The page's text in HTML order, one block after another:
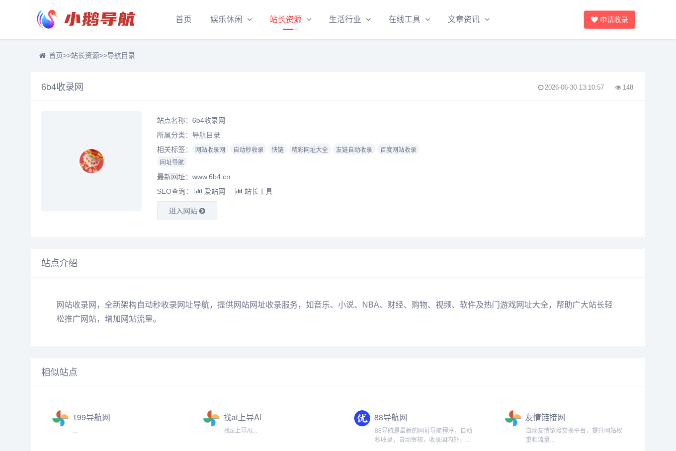
首页 娱乐休闲 站长资源 生活行业 在线工具 文章资讯 申请收录
首页>>站长资源>>导航目录
6b4收录网 2026-06-30 13:10:57 148
站点名称：6b4收录网
所属分类： 导航目录
相关标签：
网站收录网 自动秒收录 快链 精彩网址大全 友链自动收录
百度网站收录
网址导航
最新网址：www.6b4.cn
SEO查询：
爱站网 站长工具
进入网站
站点介绍
网站收录 网，全新架构自动秒收录 网址导航，提供网站网址收录服务，如音乐、 小说、NBA、财经、购物、 视频、 软件及热门 游戏网址大全，帮助广大站长轻
松推广网站，增加网站流量。
相似站点
199导航网
...
找ai上导AI
找ai上导AI...
88导航网
88导航是最新的网址导航程序，自动
秒收录，自动审核，收录国内外、各
友情链接网
自动友情链接交换平台，提升网站权
重和流量...